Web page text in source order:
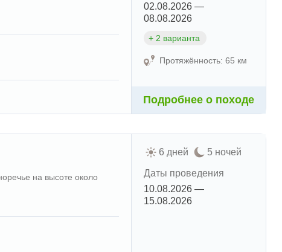
02.08.2026 —
08.08.2026
+ 2 варианта
Протяжённость: 65 км
Подробнее о походе
на высоте около
6 дней 5 ночей
Даты проведения
10.08.2026 —
15.08.2026